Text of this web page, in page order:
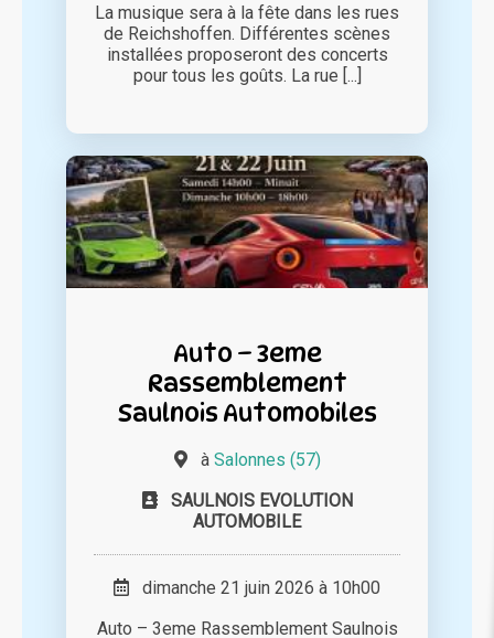
La musique sera à la fête dans les rues
de Reichshoffen. Différentes scènes
installées proposeront des concerts
pour tous les goûts. La rue [...]
Auto – 3eme
Rassemblement
Saulnois Automobiles
à Salonnes (57)
SAULNOIS EVOLUTION
AUTOMOBILE
dimanche 21 juin 2026 à 10h00
Auto – 3eme Rassemblement Saulnois